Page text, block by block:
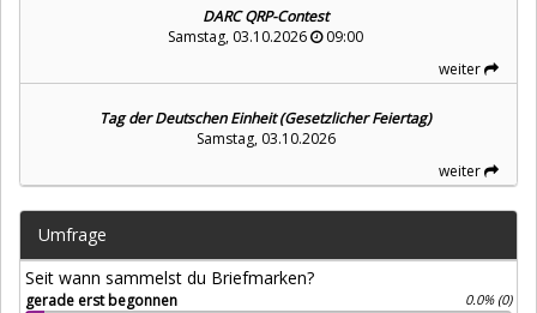
DARC QRP-Contest
Samstag, 03.10.2026
09:00
weiter
Tag der Deutschen Einheit (Gesetzlicher Feiertag)
Samstag, 03.10.2026
weiter
Umfrage
Seit wann sammelst du Briefmarken?
gerade erst begonnen 0.0% (0)